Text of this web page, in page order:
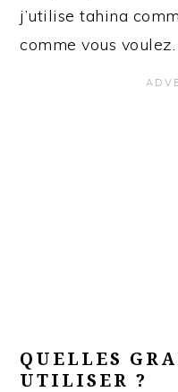
j’utilise tahina
comme vous voulez.
QUELLES
UTILISER ?